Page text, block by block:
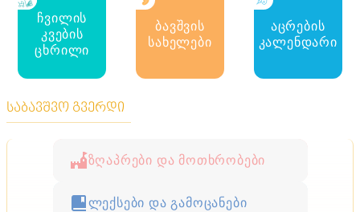
ჩვილის
კვების
ცხრილი
ბავშვის
სახელები
აცრების
კალენდარი
საბავშვო გვერდი
ზღაპრები და მოთხრობები
ლექსები და გამოცანები